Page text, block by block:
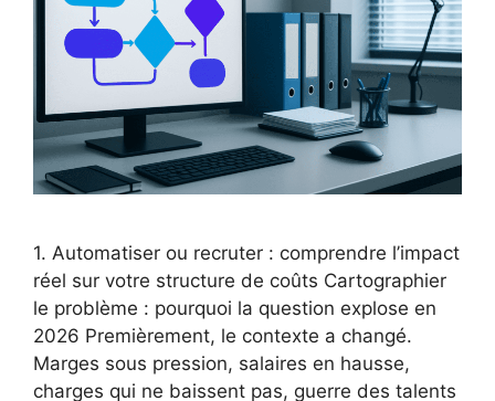
1. Automatiser ou recruter : comprendre l’impact
réel sur votre structure de coûts Cartographier
le problème : pourquoi la question explose en
2026 Premièrement, le contexte a changé.
Marges sous pression, salaires en hausse,
charges qui ne baissent pas, guerre des talents